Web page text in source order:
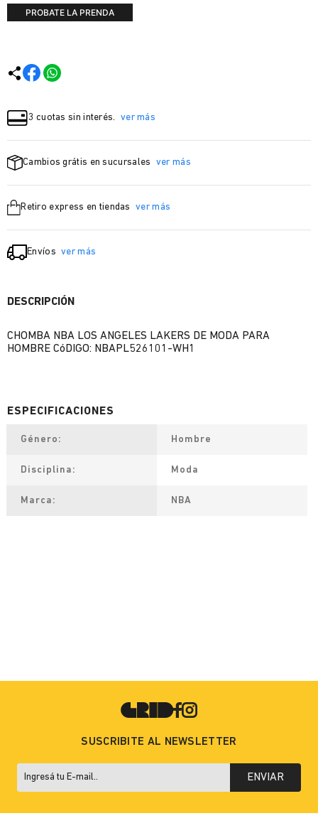
PROBATE LA PRENDA
3 cuotas sin interés. ver más
Cambios grátis en sucursales ver más
Retiro express en tiendas ver más
Envíos ver más
DESCRIPCIÓN
CHOMBA NBA LOS ANGELES LAKERS DE MODA PARA
HOMBRE CóDIGO: NBAPL526101-WH1
Género Hombre
Disciplina Moda
Marca NBA
SUSCRIBITE AL NEWSLETTER
ENVIAR